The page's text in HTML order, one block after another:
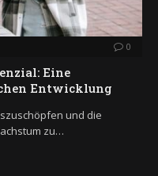
0
Eine
Entwicklung
und die
zu…